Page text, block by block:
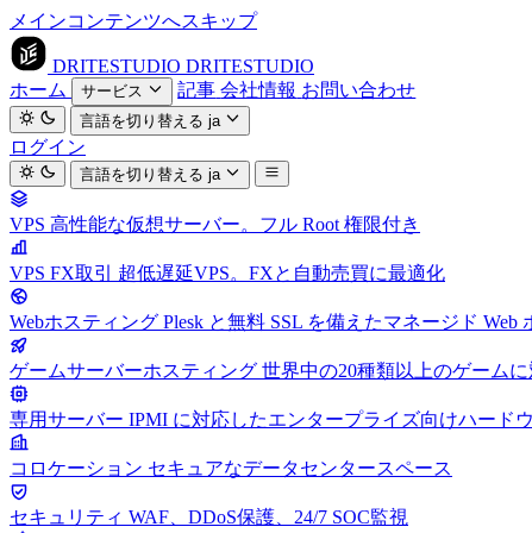
メインコンテンツへスキップ
DRITESTUDIO DRITESTUDIO
ホーム
サービス 記事 会社情報 お問い合わせ
言語を切り替える ja
ログイン
言語を切り替える ja
VPS 高性能な仮想サーバー。フル Root 権限付き
VPS FX取引 超低遅延VPS。FXと自動売買に最適化
Webホスティング Plesk と無料 SSL を備えたマネージド Web
ゲームサーバーホスティング 世界中の20種類以上のゲーム
専用サーバー IPMI に対応したエンタープライズ向けハード
コロケーション セキュアなデータセンタースペース
セキュリティ WAF、DDoS保護、24/7 SOC監視